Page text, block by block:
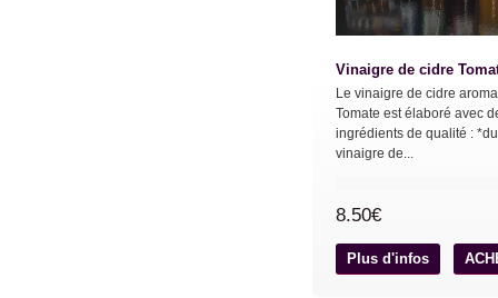
Vinaigre de cidre
Le vinaigre de cidre
Tomate est élaboré avec
ingrédients de qualité : *du
vinaigre de...
8.50€
Plus d'infos